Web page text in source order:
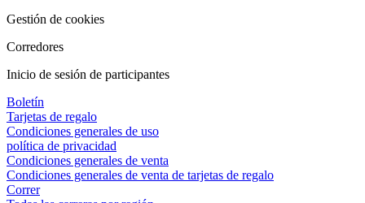
Gestión de cookies
Corredores
Inicio de sesión de participantes
Boletín
Tarjetas de regalo
Condiciones generales de uso
política de privacidad
Condiciones generales de venta
Condiciones generales de venta de tarjetas de regalo
Correr